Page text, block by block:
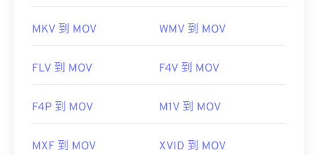
MKV 到 MOV WMV 到 MOV
FLV 到 MOV F4V 到 MOV
F4P 到 MOV M1V 到 MOV
MXF 到 MOV XVID 到 MOV